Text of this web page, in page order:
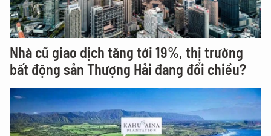
Nhà cũ giao dịch tăng tới 19%, thị trường
bất động sản Thượng Hải đang đổi chiều?